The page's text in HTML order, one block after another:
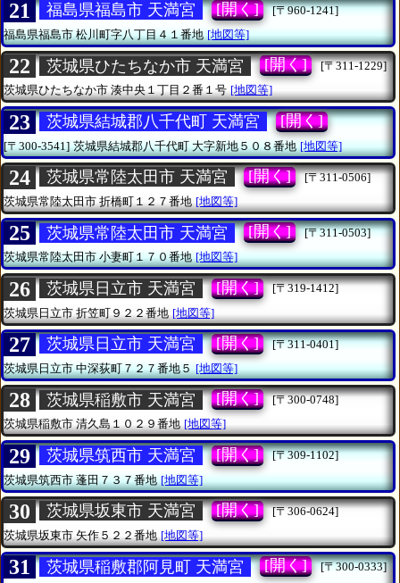
21 福島県福島市 天満宮 [開く]
[〒960-1241]
福島県福島市松川町字八丁目４１番地 [地図等]
22 茨城県ひたちなか市 天満宮 [開く]
[〒311-1229]
茨城県ひたちなか市湊中央１丁目２番１号 [地図等]
23 茨城県結城郡八千代町 天満宮 [開く]
[〒300-3541] 茨城県結城郡八千代町大字新地５０８番地 [地図等]
24 茨城県常陸太田市 天満宮 [開く]
[〒311-0506]
茨城県常陸太田市 折橋町１２７番地 [地図等]
25 茨城県常陸太田市 天満宮 [開く]
[〒311-0503]
茨城県常陸太田市小妻町１７０番地 [地図等]
26 茨城県日立市 天満宮 [開く]
[〒319-1412]
茨城県日立市 折笠町９２２番地 [地図等]
27 茨城県日立市 天満宮 [開く]
[〒311-0401]
茨城県日立市中深荻町７２７番地５ [地図等]
28 茨城県稲敷市 天満宮 [開く]
[〒300-0748]
茨城県稲敷市清久島１０２９番地 [地図等]
29 茨城県筑西市 天満宮 [開く]
[〒309-1102]
茨城県筑西市蓬田７３７番地 [地図等]
30 茨城県坂東市 天満宮 [開く]
[〒306-0624]
茨城県坂東市 矢作５２２番地 [地図等]
31 茨城県稲敷郡阿見町 天満宮 [開く]
[〒300-0333]